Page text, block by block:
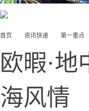
首页 资讯快递 第一重点
欧暇·
海风情